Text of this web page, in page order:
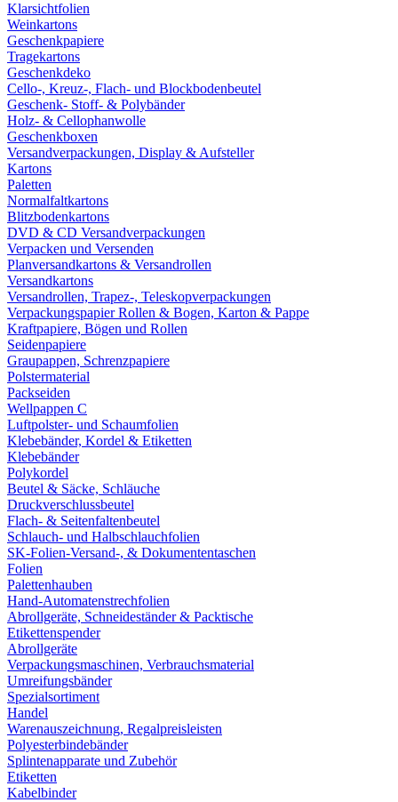
Klarsichtfolien
Weinkartons
Geschenkpapiere
Tragekartons
Geschenkdeko
Cello-, Kreuz-, Flach- und Blockbodenbeutel
Geschenk- Stoff- & Polybänder
Holz- & Cellophanwolle
Geschenkboxen
Versandverpackungen, Display & Aufsteller
Kartons
Paletten
Normalfaltkartons
Blitzbodenkartons
DVD & CD Versandverpackungen
Verpacken und Versenden
Planversandkartons & Versandrollen
Versandkartons
Versandrollen, Trapez-, Teleskopverpackungen
Verpackungspapier Rollen & Bogen, Karton & Pappe
Kraftpapiere, Bögen und Rollen
Seidenpapiere
Graupappen, Schrenzpapiere
Polstermaterial
Packseiden
Wellpappen C
Luftpolster- und Schaumfolien
Klebebänder, Kordel & Etiketten
Klebebänder
Polykordel
Beutel & Säcke, Schläuche
Druckverschlussbeutel
Flach- & Seitenfaltenbeutel
Schlauch- und Halbschlauchfolien
SK-Folien-Versand-, & Dokumententaschen
Folien
Palettenhauben
Hand-Automatenstrechfolien
Abrollgeräte, Schneideständer & Packtische
Etikettenspender
Abrollgeräte
Verpackungsmaschinen, Verbrauchsmaterial
Umreifungsbänder
Spezialsortiment
Handel
Warenauszeichnung, Regalpreisleisten
Polyesterbindebänder
Splintenapparate und Zubehör
Etiketten
Kabelbinder